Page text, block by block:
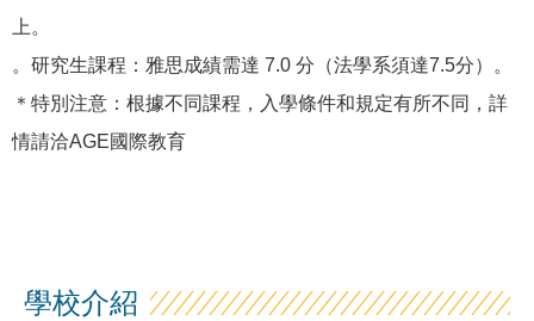
上。
。研究生課程：雅思成績需達 7.0 分（法學系須達7.5分）。
＊特別注意：根據不同課程，入學條件和規定有所不同，詳
情請洽AGE國際教育
學校介紹